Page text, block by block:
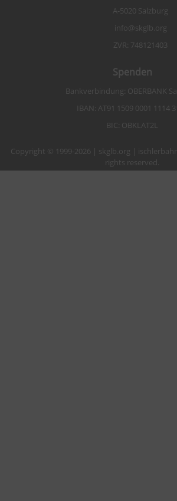
A-5020 Salzburg
info@skglb.org
ZVR: 748121403
Spenden
Bankverbindung: OBERBANK
IBAN: AT91 1509 0001 1114
BIC: OBKLAT2L
Copyright © 1999-2026 | skglb.org |
rights reserved.